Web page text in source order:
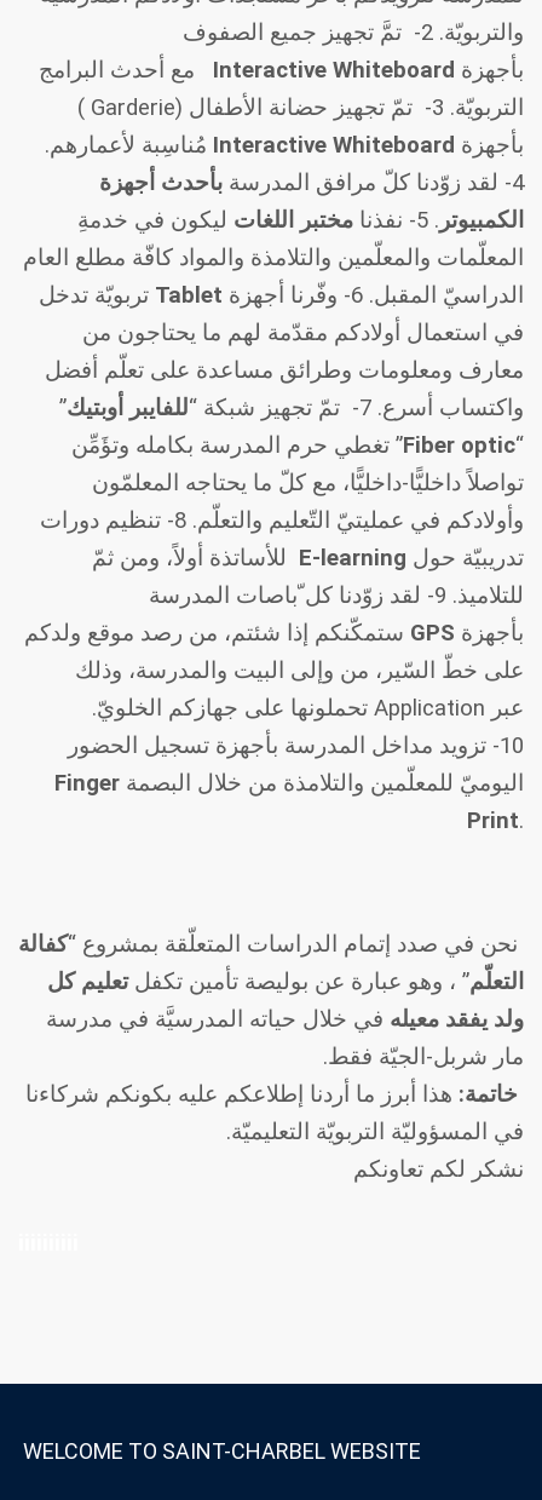
والتربويّة. 2-
تمَّ تجهيز جميع الصفوف
بأجهزة Interactive Whiteboard
مع أحدث البرامج
التربويّة. 3- تمّ تجهيز حضانة الأطفال (Garderie
)
بأجهزة Interactive Whiteboard مُناسِبة لأعمارهم.
4-
لقد زوّدنا كلّ مرافق المدرسة بأحدث أجهزة
الكمبيوتر .
5- نفذنا مختبر اللغات ليكون في خدمةِ
المعلّمات والمعلّمين والتلامذة والمواد كافّة مطلع العام
الدراسيّ المقبل. 6- وفّرنا أجهزة Tablet تربويّة تدخل
في استعمال أولادكم مقدّمة لهم ما يحتاجون من
معارف ومعلومات وطرائق مساعدة على تعلّم أفضل
واكتساب أسرع. 7- تمّ تجهيز شبكة “للفايبر أوبتيك”
“
Fiber optic” تغطي حرم المدرسة بكامله وتؤَمِّن
تواصلاً داخليًّا-داخليًّا، مع كلّ ما يحتاجه المعلمّون
وأولادكم في عمليتيّ التّعليم والتعلّم. 8- تنظيم دورات
تدريبيّة حول E-learning للأساتذة أولاً، ومن ثمّ
للتلاميذ. 9-
لقد زوّدنا كل ّباصات المدرسة
بأجهزة GPS ستمكّنكم إذا شئتم، من رصد موقع ولدكم
على خطّ السّير، من وإلى البيت والمدرسة، وذلك
عبر Application تحملونها على جهازكم الخلويّ.
10- تزويد مداخل المدرسة بأجهزة تسجيل الحضور
اليوميّ للمعلّمين والتلامذة من خلال البصمة Finger
Print.
نحن في صدد إتمام الدراسات المتعلّقة بمشروع “كفالة
التعلّم” ، وهو عبارة عن بوليصة تأمين تكفلتعليم كل
ولد يفقد معيله في خلال حياته المدرسيَّة في مدرسة
مار شربل-الجيّة فقط.
خاتمة: هذا أبرز ما أردنا إطلاعكم عليه بكونكم شركاءنا
في المسؤوليّة التربويّة التعليميّة.
نشكر لكم تعاونكم
WELCOME TO SAINT-CHARBEL WEBSITE